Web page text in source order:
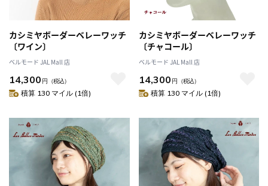
カシミヤボーダーベレーワッチ
〔ワイン〕
ベルモード JAL Mall 店
14,300 円 （税込）
積算 130 マイル (1倍)
カシミヤボーダーベレーワッチ
〔チャコール〕
ベルモード JAL Mall 店
14,300 円 （税込）
積算 130 マイル (1倍)